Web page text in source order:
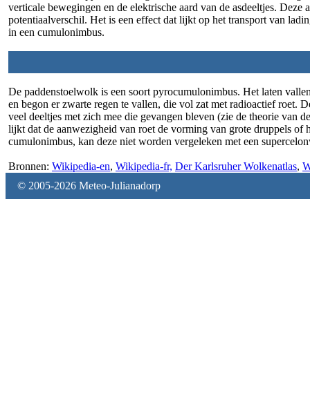
verticale bewegingen en de elektrische aard van de asdeeltjes.
potentiaalverschil. Het is een effect dat lijkt op het transport van
in een cumulonimbus.
De paddenstoelwolk is een soort pyrocumulonimbus. Het laten
en begon er zwarte regen te vallen, die vol zat met radioactief roet.
veel deeltjes met zich mee die gevangen bleven (zie de theorie van
lijkt dat de aanwezigheid van roet de vorming van grote druppels of
cumulonimbus, kan deze niet worden vergeleken met een
Bronnen: Wikipedia-en, Wikipedia-fr, Der Karlsruher Wolkenatlas,
© 2005-2026 Meteo-Julianadorp